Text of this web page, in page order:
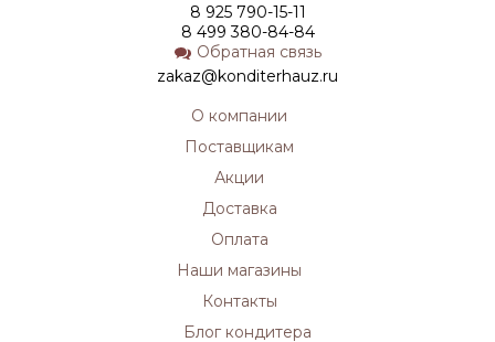
8 925 790-15-11
8 499 380-84-84
Обратная связь
zakaz@konditerhauz.ru
О компании
Поставщикам
Акции
Доставка
Оплата
Наши магазины
Контакты
Блог кондитера